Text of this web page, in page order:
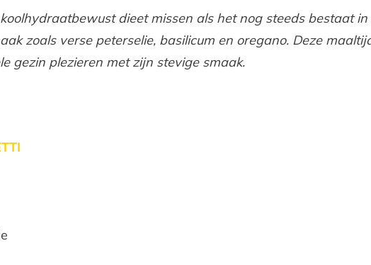
dieet missen als het nog steeds bestaat
zoals verse peterselie, basilicum en oregano. Deze
gezin plezieren met zijn stevige smaak.